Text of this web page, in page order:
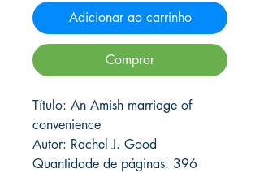
Adicionar ao carrinho
Comprar
Título: An Amish marriage of
convenience
Autor: Rachel J. Good
Quantidade de páginas: 396